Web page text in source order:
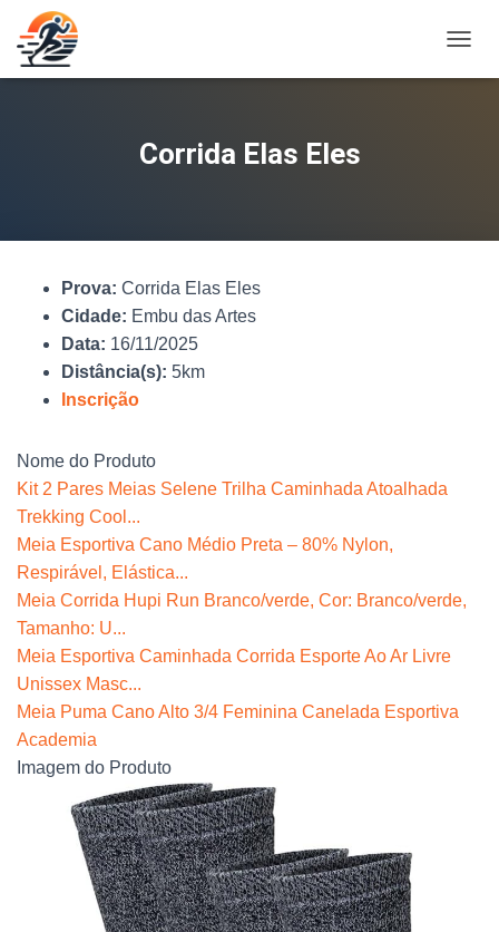
L
Corrida Elas Eles
Prova: Corrida Elas Eles
Cidade: Embu das Artes
Data: 16/11/2025
Distância(s): 5km
Inscrição
Nome do Produto
Kit 2 Pares Meias Selene Trilha Caminhada Atoalhada
Trekking Cool...
Meia Esportiva Cano Médio Preta – 80% Nylon,
Respirável, Elástica...
Meia Corrida Hupi Run Branco/verde, Cor: Branco/verde,
Tamanho: U...
Meia Esportiva Caminhada Corrida Esporte Ao Ar Livre
Unissex Masc...
Meia Puma Cano Alto 3/4 Feminina Canelada Esportiva
Academia
Imagem do Produto